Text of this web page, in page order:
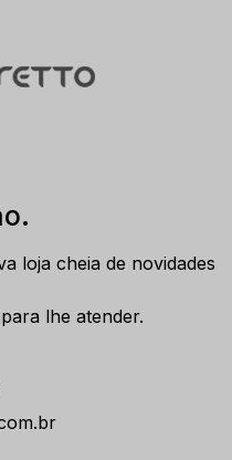
loja cheia de novidades
lhe atender.